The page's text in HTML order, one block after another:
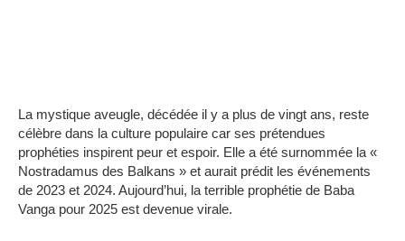
La mystique aveugle, décédée il y a plus de vingt ans, reste
célèbre dans la culture populaire car ses prétendues
prophéties inspirent peur et espoir. Elle a été surnommée la «
Nostradamus des Balkans » et aurait prédit les événements
de 2023 et 2024. Aujourd’hui, la terrible prophétie de Baba
Vanga pour 2025 est devenue virale.